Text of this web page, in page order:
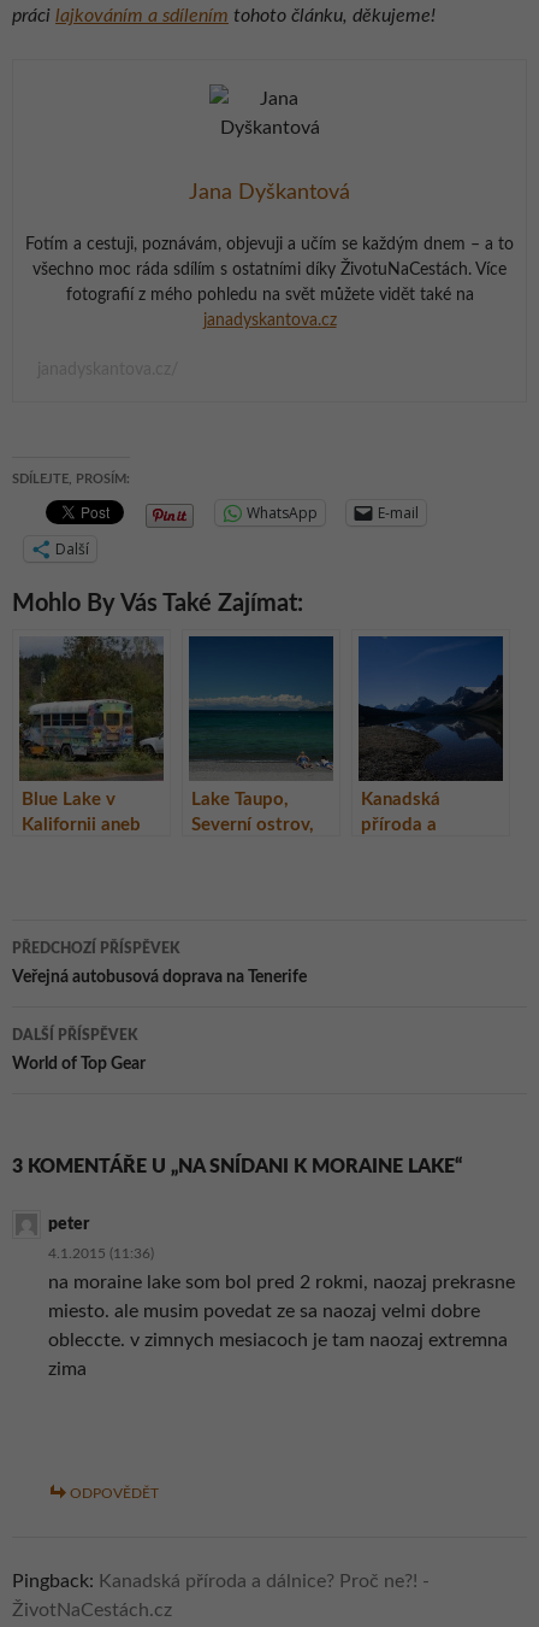
práci lajkováním a sdílením tohoto článku, děkujeme!
Jana Dyškantová
Fotím a cestuji, poznávám, objevuji a učím se každým dnem – a to
všechno moc ráda sdílím s ostatními díky ŽivotuNaCestách. Více
fotografií z mého pohledu na svět můžete vidět také na
janadyskantova.cz
SDÍLEJTE, PROSÍM:
WhatsApp
E-mail
Další
Mohlo By Vás Také Zajímat:
Blue Lake v
Kalifornii aneb
Lake Taupo,
Severní ostrov,
Kanadská
příroda a
Navigace
pro
příspěvky
PŘEDCHOZÍ PŘÍSPĚVEK
Veřejná autobusová doprava na Tenerife
DALŠÍ PŘÍSPĚVEK
World of Top Gear
3 KOMENTÁŘE U „NA SNÍDANI K MORAINE LAKE“
peter
4.1.2015 (11:36)
na moraine lake som bol pred 2 rokmi, naozaj prekrasne
miesto. ale musim povedat ze sa naozaj velmi dobre
obleccte. v zimnych mesiacoch je tam naozaj extremna
zima
ODPOVĚDĚT
Pingback: Kanadská příroda a dálnice? Proč ne?! -
ŽivotNaCestách.cz